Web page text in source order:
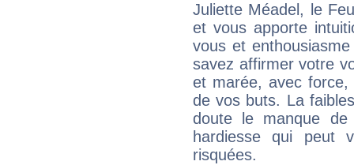
Juliette Méadel, le
et vous apporte
vous et
savez affirmer votre
et marée, avec
de vos buts. La
doute le manque
hardiesse qui peut
risquées.